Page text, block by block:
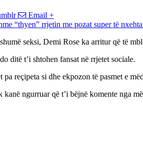
Email +
seksi, Demi Rose ka arritur që të
ditë t’i shtohen fansat në rrjetet sociale.
reçipeta si dhe ekpozon të pasmet e
ngurruar që t’i bëjnë komente nga